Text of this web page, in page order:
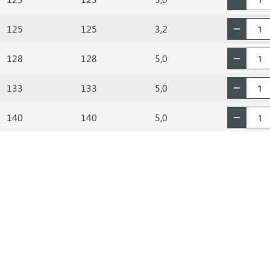
125 125 3,2
128 128 5,0
133 133 5,0
140 140 5,0